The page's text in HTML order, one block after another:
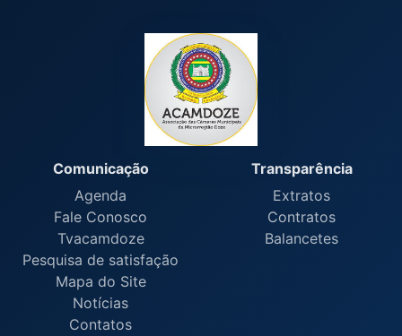
Comunicação
Agenda
Fale Conosco
Tvacamdoze
Pesquisa de satisfação
Mapa do Site
Notícias
Contatos
Transparência
Extratos
Contratos
Balancetes